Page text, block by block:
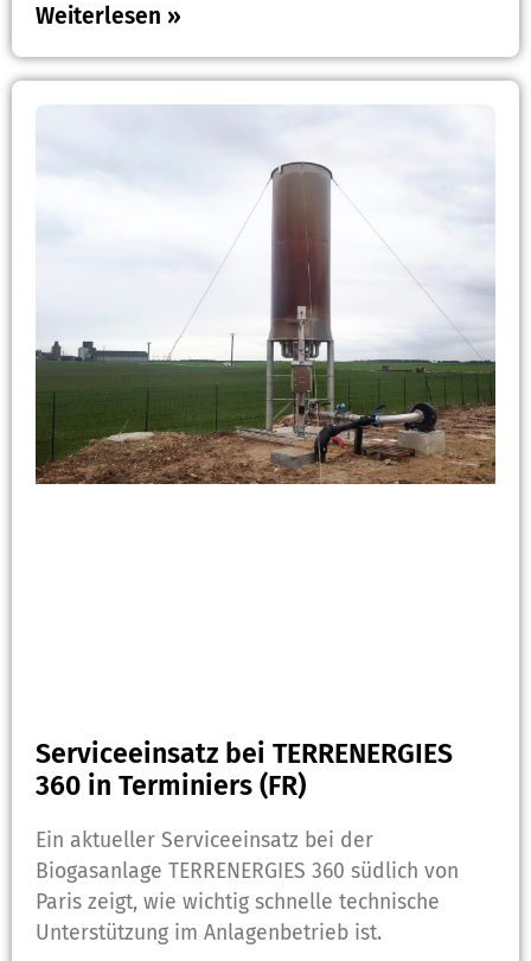
Weiterlesen »
Serviceeinsatz bei TERRENERGIES
360 in Terminiers (FR)
Ein aktueller Serviceeinsatz bei der
Biogasanlage TERRENERGIES 360 südlich von
Paris zeigt, wie wichtig schnelle technische
Unterstützung im Anlagenbetrieb ist.